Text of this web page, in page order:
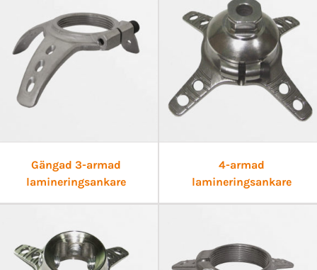
Gängad 3-armad
lamineringsankare
4-armad
lamineringsankare